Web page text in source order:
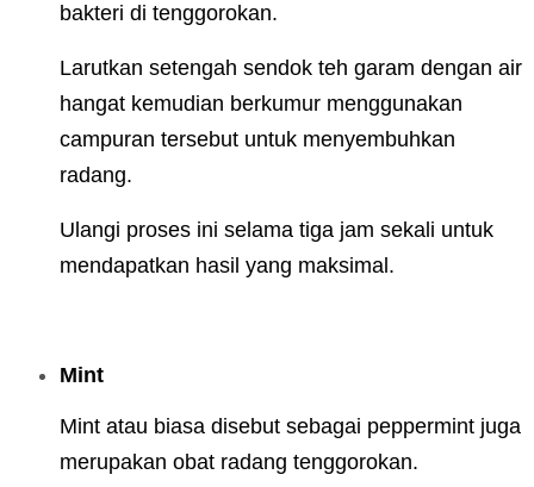
bakteri di tenggorokan.
Larutkan setengah sendok teh garam dengan air
hangat kemudian berkumur menggunakan
campuran tersebut untuk menyembuhkan
radang.
Ulangi proses ini selama tiga jam sekali untuk
mendapatkan hasil yang maksimal.
Mint
Mint atau biasa disebut sebagai peppermint juga
merupakan obat radang tenggorokan.